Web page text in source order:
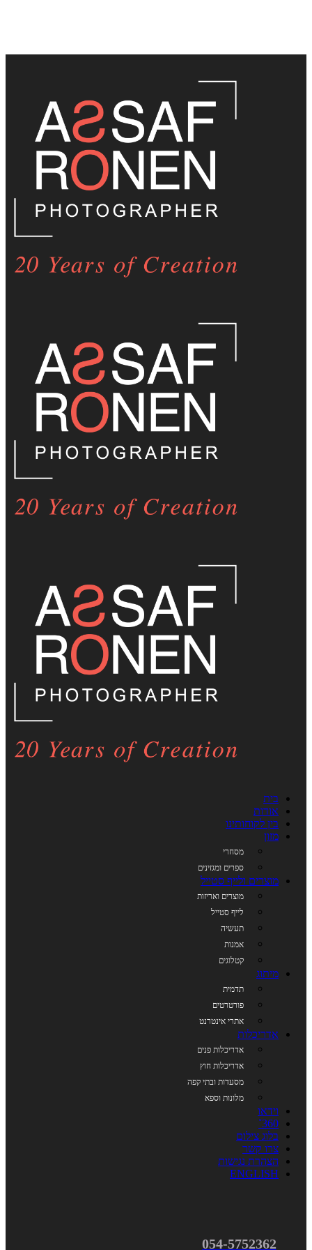
בית
אודות
בין לקוחותינו
מזון
מסחרי
ספרים ומגזינים
מוצרים ולייף סטייל
מוצרים ואריזות
לייף סטייל
תעשיה
אמנות
קטלוגים
מיתוג
תדמית
פורטרטים
אתרי אינטרנט
אדריכלות
אדריכלות פנים
אדריכלות חוץ
מסעדות ובתי קפה
מלונות וספא
וידאו
360˚
בלוג צילום
צרו קשר
הצהרת נגישות
ENGLISH
054-5752362